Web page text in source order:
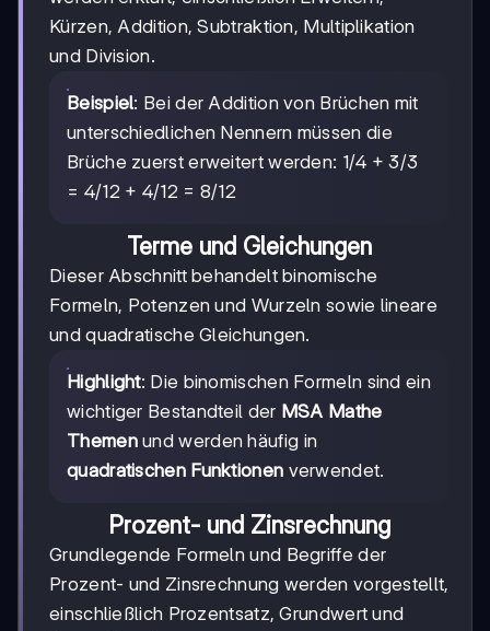
Kürzen, Addition, Subtraktion, Multiplikation
und Division.
Beispiel: Bei der Addition von Brüchen mit
unterschiedlichen Nennern müssen die
Brüche zuerst erweitert werden: 1/4 + 3/3
= 4/12 + 4/12 = 8/12
Terme und Gleichungen
Dieser Abschnitt behandelt binomische
Formeln, Potenzen und Wurzeln sowie lineare
und quadratische Gleichungen.
Highlight: Die binomischen Formeln sind ein
wichtiger Bestandteil der MSA Mathe
Themenund werden häufig in
quadratischen Funktionen verwendet.
Prozent- und Zinsrechnung
Grundlegende Formeln und Begriffe der
Prozent- und Zinsrechnung werden vorgestellt,
einschließlich Prozentsatz, Grundwert und